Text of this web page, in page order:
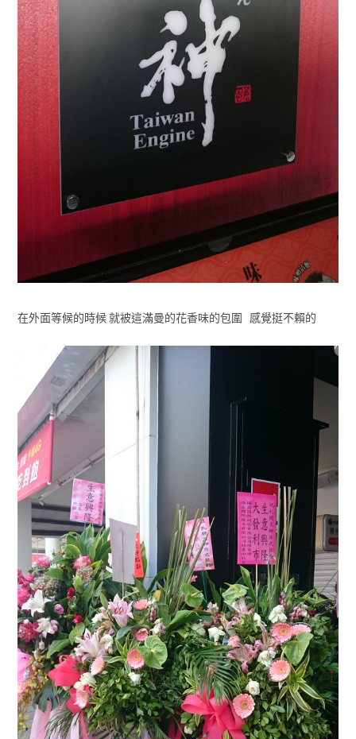
在外面等候的時候 就被這滿曼的花香味的包圍 感覺挺不賴的